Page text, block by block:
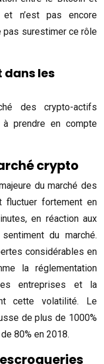
n’est pas encore
pas surestimer ce rôle
dans les
des crypto-actifs
prendre en compte
crypto
du marché des
fluctuer fortement en
en réaction aux
du marché.
considérables en
la réglementation
les entreprises et la
cette volatilité. Le
de plus de 1000%
80% en 2018.